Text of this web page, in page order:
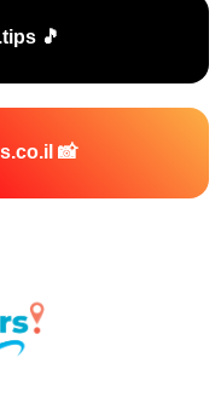
🎵 TikTok - travelers.tips
📸 Instagram - travelers.co.il